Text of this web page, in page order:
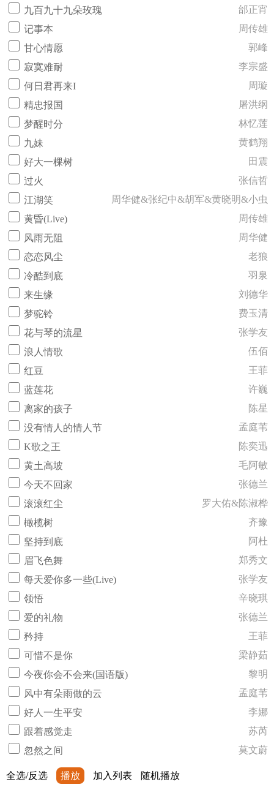
九百九十九朵玫瑰
邰正宵
记事本
周传雄
甘心情愿
郭峰
寂寞难耐
李宗盛
何日君再来I
周璇
精忠报国
屠洪纲
梦醒时分
林忆莲
九妹
黄鹤翔
好大一棵树
田震
过火
张信哲
江湖笑
周华健&张纪中&胡军&黄晓明&小虫
黄昏(Live)
周传雄
风雨无阻
周华健
恋恋风尘
老狼
冷酷到底
羽泉
来生缘
刘德华
梦驼铃
费玉清
花与琴的流星
张学友
浪人情歌
伍佰
红豆
王菲
蓝莲花
许巍
离家的孩子
陈星
没有情人的情人节
孟庭苇
K歌之王
陈奕迅
黄土高坡
毛阿敏
今天不回家
张德兰
滚滚红尘
罗大佑&陈淑桦
橄榄树
齐豫
坚持到底
阿杜
眉飞色舞
郑秀文
每天爱你多一些(Live)
张学友
领悟
辛晓琪
爱的礼物
张德兰
矜持
王菲
可惜不是你
梁静茹
今夜你会不会来(国语版)
黎明
风中有朵雨做的云
孟庭苇
好人一生平安
李娜
跟着感觉走
苏芮
忽然之间
莫文蔚
全选/反选 播放 加入列表 随机播放